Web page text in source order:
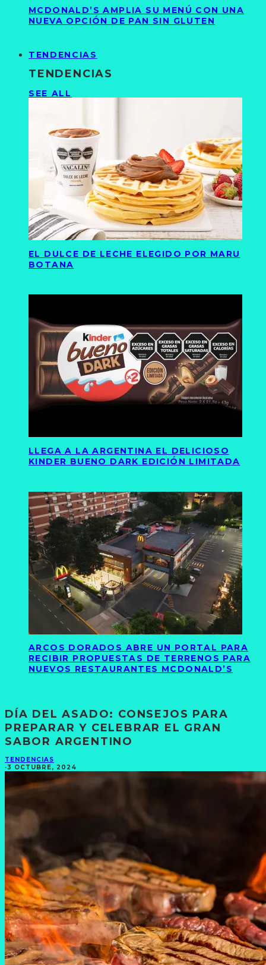
MCDONALD’S AMPLIA SU MENÚ CON UNA
NUEVA OPCIÓN DE PAN SIN GLUTEN
TENDENCIAS
TENDENCIAS
SEE ALL
EL DULCE DE LECHE ELEGIDO POR MARU
BOTANA
LLEGA A LA ARGENTINA EL DELICIOSO
KINDER BUENO DARK EDICIÓN LIMITADA
ARCOS DORADOS ABRE UN PORTAL PARA
RECIBIR PROPUESTAS DE TERRENOS PARA
NUEVOS RESTAURANTES MCDONALD’S
DÍA DEL ASADO: CONSEJOS PARA
PREPARAR Y CELEBRAR EL GRAN
SABOR ARGENTINO
TENDENCIAS
·3 OCTUBRE, 2024